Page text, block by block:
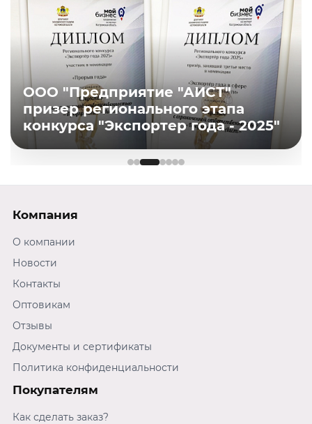
ООО "Предприятие "АИСТ"
призер регионального этапа
конкурса "Экспортер года - 2025"
Компания
О компании
Новости
Контакты
Оптовикам
Отзывы
Документы и сертификаты
Политика конфиденциальности
Покупателям
Как сделать заказ?